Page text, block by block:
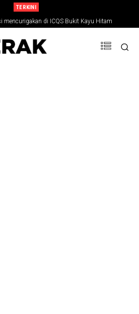
TERKINI
mencurigakan di ICQS Bukit Kayu Hitam